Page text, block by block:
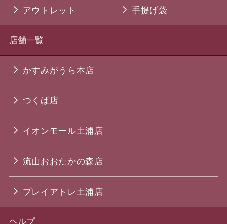
アウトレット 手提げ袋
店舗一覧
かすみがうら本店
つくば店
イオンモール土浦店
流山おおたかの森店
プレイアトレ土浦店
ヘルプ